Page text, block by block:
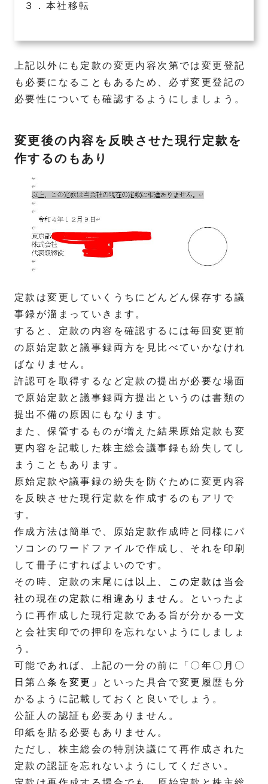
３．本社移転
上記以外にも定款の変更内容次第では変更登記
も必要になることもあるため、必ず変更登記の
必要性についても確認するようにしましょう。
変更後の内容を反映させた現行定款を
作するのもあり
定款は変更していくうちにどんどん保存する議
事録が溜まっていきます。
すると、定款の内容を確認するには毎回変更前
の原始定款と議事録両方を見比べていかなけれ
ばなりません。
許認可を取得するなど定款の提出が必要な場面
で原始定款と議事録両方提出というのは書類の
提出不備の原因にもなります。
また、保管するものが増えた結果原始定款も変
更内容を記載した株主総会議事録も紛失してし
まうこともあります。
原始定款や議事録の紛失を防ぐために変更内容
を反映させた現行定款を作成するのもアリで
す。
作成方法は簡単で、原始定款作成時と同様にパ
ソコンのワードファイルで作成し、それを印刷
して冊子にすればよいのです。
その時、定款の末尾には 以上、この定款は当会
社の現在の定款に相違ありません。 といったよ
うに再作成した現行定款である旨が分かる一文
と会社実印での押印を忘れないようにしましょ
う。
可能であれば、上記の一分の前に「 〇年〇月〇
日第△条を変更 」といった具合で変更履歴も分
かるように記載しておくと良いでしょう。
公証人の認証も必要ありません。
印紙を貼る必要もありません。
ただし、株主総会の特別決議にて再作成された
定款の認証を忘れないようにしてください。